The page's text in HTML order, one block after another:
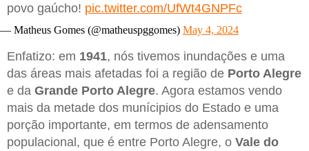
povo gaúcho! pic.twitter.com/UfWt4GNPFc
— Matheus Gomes (@matheuspggomes) May 4, 2024
Enfatizo: em 1941, nós tivemos inundações e uma
das áreas mais afetadas foi a região de Porto Alegre
e da Grande Porto Alegre. Agora estamos vendo
mais da metade dos munícipios do Estado e uma
porção importante, em termos de adensamento
populacional, que é entre Porto Alegre, o Vale do